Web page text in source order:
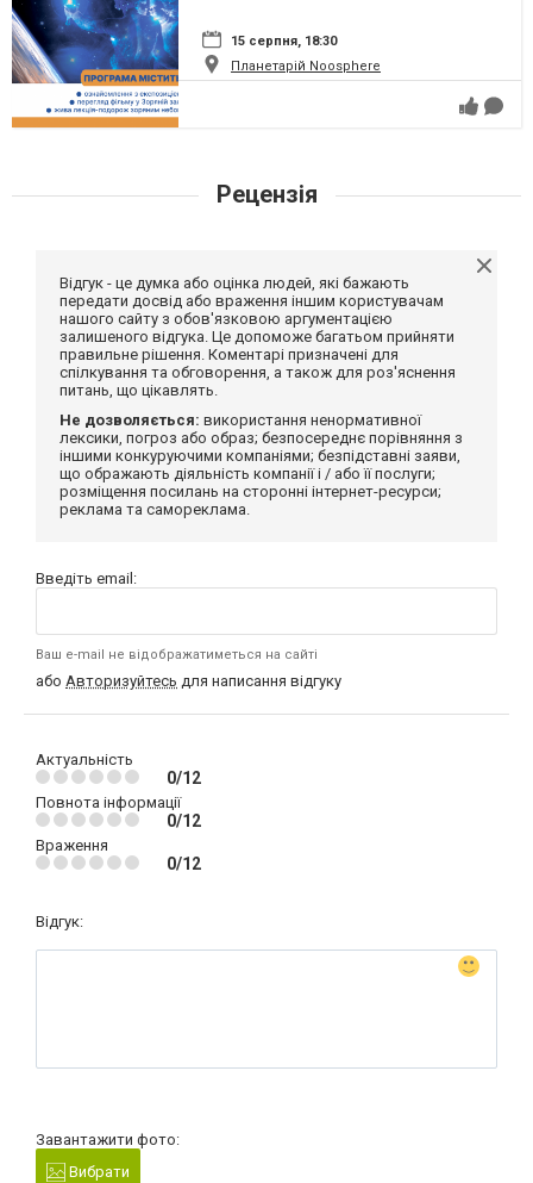
15 серпня, 18:30
Планетарій Noosphere
Рецензія
Відгук - це думка або оцінка людей, які бажають
передати досвід або враження іншим користувачам
нашого сайту з обов'язковою аргументацією
залишеного відгука. Це допоможе багатьом прийняти
правильне рішення. Коментарі призначені для
спілкування та обговорення, а також для роз'яснення
питань, що цікавлять.
Не дозволяється: використання ненормативної
лексики, погроз або образ; безпосереднє порівняння з
іншими конкуруючими компаніями; безпідставні заяви,
що ображають діяльність компанії і / або її послуги;
розміщення посилань на сторонні інтернет-ресурси;
реклама та самореклама.
Введіть email:
Ваш e-mail не відображатиметься на сайті
або Авторизуйтесь для написання відгуку
Актуальність
0/12
Повнота інформації
0/12
Враження
0/12
Відгук:
Завантажити фото:
Вибрати